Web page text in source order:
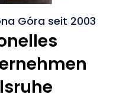
Góra seit 2003